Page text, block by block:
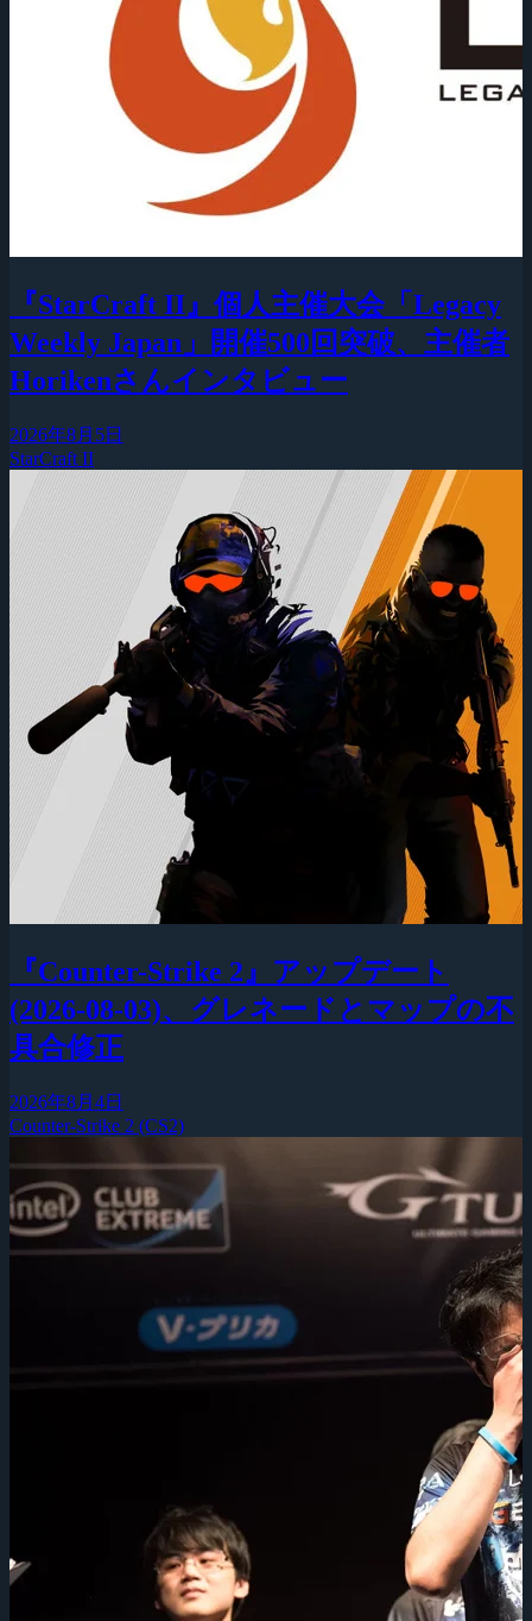
『StarCraft II』個人主催大会「Legacy
Weekly Japan」開催500回突破、主催者
Horikenさんインタビュー
2026年8月5日
StarCraft II
『Counter-Strike 2』アップデート
(2026-08-03)、グレネードとマップの不
具合修正
2026年8月4日
Counter-Strike 2 (CS2)